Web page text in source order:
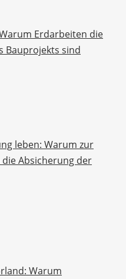
Erdarbeiten die
Bauprojekts sind
leben: Warum zur
Absicherung der
Warum